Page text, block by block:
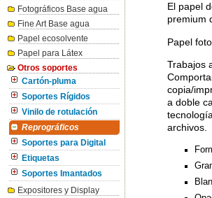
Fotográficos Base agua
Fine Art Base agua
Papel ecosolvente
Papel para Látex
Otros soportes
Cartón-pluma
Soportes Rígidos
Vinilo de rotulación
Reprográficos
Soportes para Digital
Etiquetas
Soportes Imantados
Expositores y Display
El papel
premium
Papel
Trabajos
copia/
a doble
archivos.